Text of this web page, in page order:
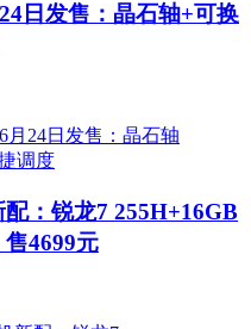
日发售：晶石轴+可换
：锐龙7 255H+16GB
4699元